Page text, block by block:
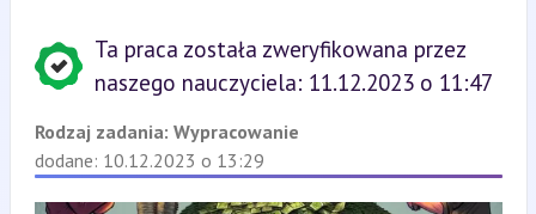
Ta praca została zweryfikowana przez
naszego nauczyciela: 11.12.2023 o 11:47
Rodzaj zadania: Wypracowanie
dodane: 10.12.2023 o 13:29